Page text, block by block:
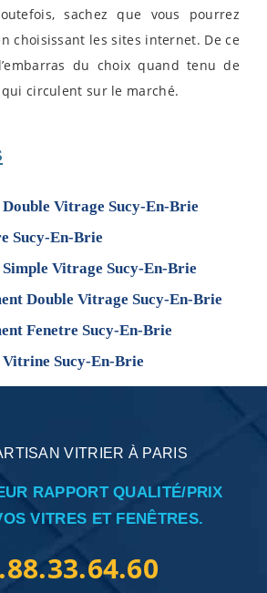
sachez que vous pourrez
choisissant les sites internet. De ce
du choix quand tenu de
circulent sur le marché.
Vitrage Sucy-En-Brie
Sucy-En-Brie
Vitrage Sucy-En-Brie
Double Vitrage Sucy-En-Brie
Fenetre Sucy-En-Brie
Sucy-En-Brie
VITRIER À PARIS
RAPPORT QUALITÉ/PRIX
VITRES ET FENÊTRES.